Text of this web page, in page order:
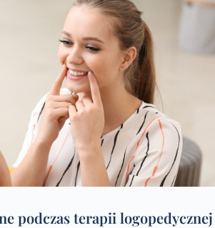
podczas terapii logopedycznej